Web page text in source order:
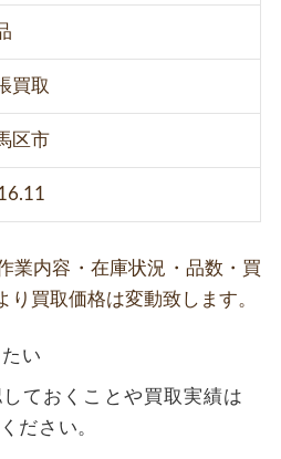
買取
区市
業内容・在庫状況・品数・買
買取価格は変動致します。
い
ておくことや買取実績は
ださい。